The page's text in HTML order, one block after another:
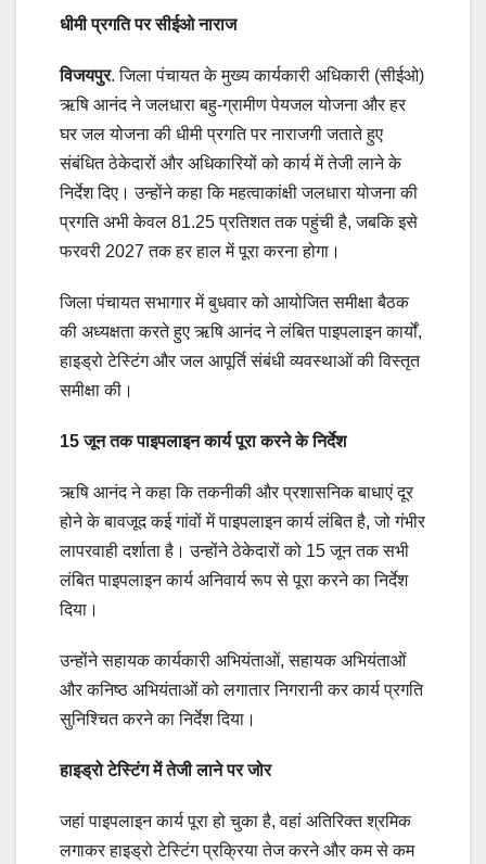
धीमी प्रगति पर सीईओ नाराज
विजयपुर. जिला पंचायत के मुख्य कार्यकारी अधिकारी (सीईओ)
ऋषि आनंद ने जलधारा बहु-ग्रामीण पेयजल योजना और हर
घर जल योजना की धीमी प्रगति पर नाराजगी जताते हुए
संबंधित ठेकेदारों और अधिकारियों को कार्य में तेजी लाने के
निर्देश दिए। उन्होंने कहा कि महत्वाकांक्षी जलधारा योजना की
प्रगति अभी केवल 81.25 प्रतिशत तक पहुंची है, जबकि इसे
फरवरी 2027 तक हर हाल में पूरा करना होगा।
जिला पंचायत सभागार में बुधवार को आयोजित समीक्षा बैठक
की अध्यक्षता करते हुए ऋषि आनंद ने लंबित पाइपलाइन कार्यों,
हाइड्रो टेस्टिंग और जल आपूर्ति संबंधी व्यवस्थाओं की विस्तृत
समीक्षा की।
15 जून तक पाइपलाइन कार्य पूरा करने के निर्देश
ऋषि आनंद ने कहा कि तकनीकी और प्रशासनिक बाधाएं दूर
होने के बावजूद कई गांवों में पाइपलाइन कार्य लंबित है, जो गंभीर
लापरवाही दर्शाता है। उन्होंने ठेकेदारों को 15 जून तक सभी
लंबित पाइपलाइन कार्य अनिवार्य रूप से पूरा करने का निर्देश
दिया।
उन्होंने सहायक कार्यकारी अभियंताओं, सहायक अभियंताओं
और कनिष्ठ अभियंताओं को लगातार निगरानी कर कार्य प्रगति
सुनिश्चित करने का निर्देश दिया।
हाइड्रो टेस्टिंग में तेजी लाने पर जोर
जहां पाइपलाइन कार्य पूरा हो चुका है, वहां अतिरिक्त श्रमिक
लगाकर हाइड्रो टेस्टिंग प्रक्रिया तेज करने और कम से कम